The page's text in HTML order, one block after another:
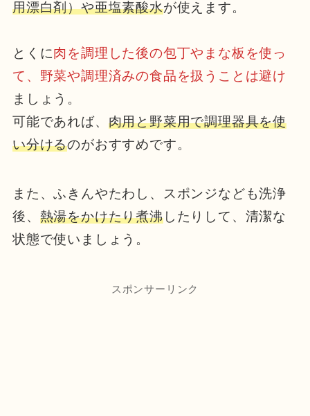
用漂白剤）や亜塩素酸水が使えます。
とくに肉を調理した後の包丁やまな板を使っ
て、野菜や調理済みの食品を扱うことは避け
ましょう。
可能であれば、 肉用と野菜用で調理器具を使
い分けるのがおすすめです。
また、ふきんやたわし、スポンジなども洗浄
後、 熱湯をかけたり煮沸したりして、清潔な
状態で使いましょう。
スポンサーリンク